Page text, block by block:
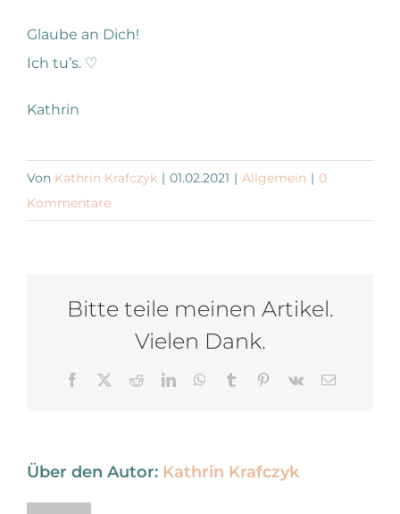
Glaube an Dich!
Ich tu’s. ♡
Kathrin
Von Kathrin Krafczyk | 01.02.2021 | Allgemein | 0
Kommentare
Bitte teile meinen Artikel.
Vielen Dank.
Facebook RedditLinkedInWhatsApp
Tumblr Pinterest
Vk
E-
Über den Autor: Kathrin Krafczyk